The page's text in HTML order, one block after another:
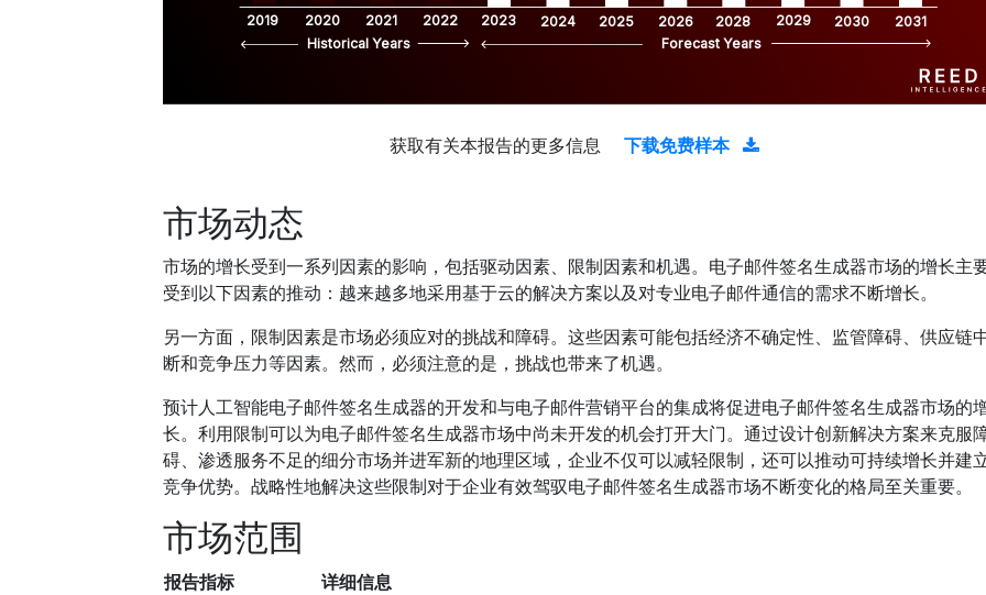
2019 2020 2021 2022 2023 2024 2025 2026 2028 2029 2030 2031
Historical Years Forecast Years
获取有关本报告的更多信息 下载免费样本
市场动态
市场的增长受到一系列因素的影响，包括驱动因素、限制因素和机遇。电子邮件签名生成器市场的增长主
受到以下因素的推动：越来越多地采用基于云的解决方案以及对专业电子邮件通信的需求不断增长。
另一方面，限制因素是市场必须应对的挑战和障碍。这些因素可能包括经济不确定性、监管障碍、供应链
断和竞争压力等因素。然而，必须注意的是，挑战也带来了机遇。
预计人工智能电子邮件签名生成器的开发和与电子邮件营销平台的集成将促进电子邮件签名生成器市场的
长。利用限制可以为电子邮件签名生成器市场中尚未开发的机会打开大门。通过设计创新解决方案来克服
碍、渗透服务不足的细分市场并进军新的地理区域，企业不仅可以减轻限制，还可以推动可持续增长并建
竞争优势。战略性地解决这些限制对于企业有效驾驭电子邮件签名生成器市场不断变化的格局至关重要。
市场范围
报告指标
详细信息